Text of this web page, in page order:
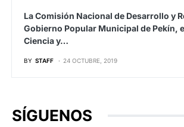
La Comisión Nacional de Desarrollo y
Gobierno Popular Municipal de Pekín,
Ciencia y…
BY STAFF 24 OCTUBRE, 2019
SÍGUENOS